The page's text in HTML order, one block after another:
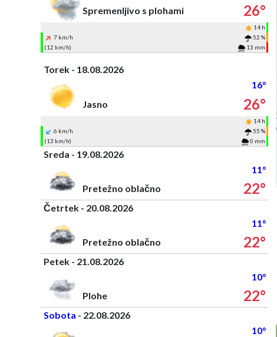
Spremenljivo s plohami
26°
14 h
7 km/h
52 %
(12 km/h)
13 mm
Torek - 18.08.2026
16°
Jasno
26°
14 h
6 km/h
55 %
(13 km/h)
0 mm
Sreda - 19.08.2026
11°
Pretežno oblačno
22°
Četrtek - 20.08.2026
11°
Pretežno oblačno
22°
Petek - 21.08.2026
10°
Plohe
22°
Sobota - 22.08.2026
10°